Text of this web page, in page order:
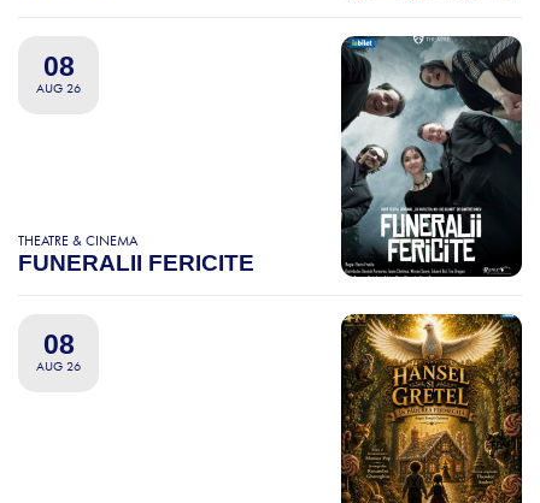
08
AUG 26
THEATRE & CINEMA
FUNERALII FERICITE
08
AUG 26